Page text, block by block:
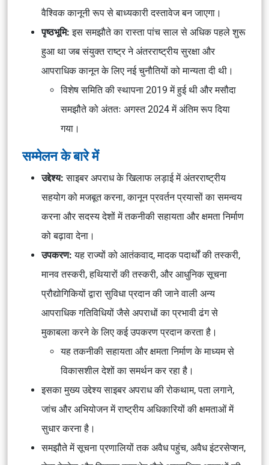
वैश्विक कानूनी रूप से बाध्यकारी दस्तावेज बन जाएगा।
पृष्ठभूमि:इस समझौते का रास्ता पांच साल से अधिक पहले शुरू
हुआ था जब संयुक्त राष्ट्र ने अंतरराष्ट्रीय सुरक्षा और
आपराधिक कानून के लिए नई चुनौतियों को मान्यता दी थी।
विशेष समिति की स्थापना 2019 में हुई थी और मसौदा
समझौते को अंततः अगस्त 2024 में अंतिम रूप दिया
गया।
सम्मेलन के बारे में
उद्देश्य: साइबर अपराध के खिलाफ लड़ाई में अंतरराष्ट्रीय
सहयोग को मजबूत करना, कानून प्रवर्तन प्रयासों का समन्वय
करना और सदस्य देशों में तकनीकी सहायता और क्षमता निर्माण
को बढ़ावा देना।
उपकरण: यह राज्यों को आतंकवाद, मादक पदार्थों की तस्करी,
मानव तस्करी, हथियारों की तस्करी, और आधुनिक सूचना
प्रौद्योगिकियों द्वारा सुविधा प्रदान की जाने वाली अन्य
आपराधिक गतिविधियों जैसे अपराधों का प्रभावी ढंग से
मुकाबला करने के लिए कई उपकरण प्रदान करता है।
यह तकनीकी सहायता और क्षमता निर्माण के माध्यम से
विकासशील देशों का समर्थन कर रहा है।
इसका मुख्य उद्देश्य साइबर अपराध की रोकथाम, पता लगाने,
जांच और अभियोजन में राष्ट्रीय अधिकारियों की क्षमताओं में
सुधार करना है।
समझौते में सूचना प्रणालियों तक अवैध पहुंच, अवैध इंटरसेप्शन,